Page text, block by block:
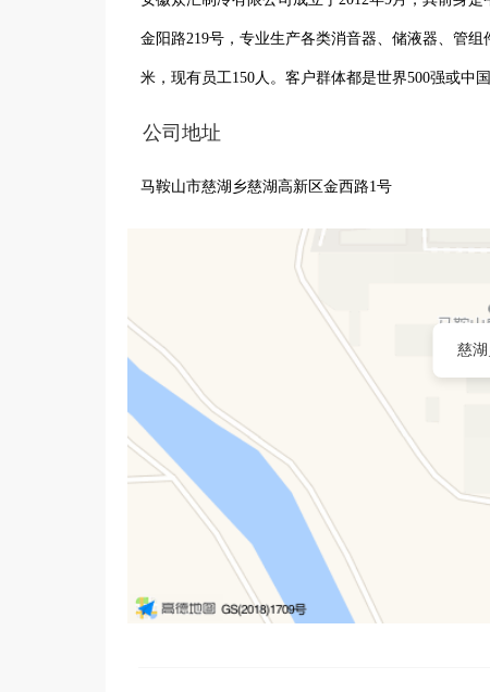
金阳路219号，专业生产各类消音器、储液器、管
米，现有员工150人。客户群体都是世界500强或中
公司地址
马鞍山市慈湖乡慈湖高新区金西路1号
慈